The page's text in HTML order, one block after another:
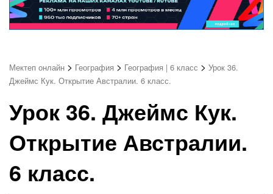
Мектеп онлайн > География > География | 6 класс > Урок 36.
Джеймс Кук. Открытие Австралии. 6 класс.
Урок 36. Джеймс Кук.
Открытие Австралии.
6 класс.